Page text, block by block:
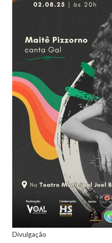
Divulgação